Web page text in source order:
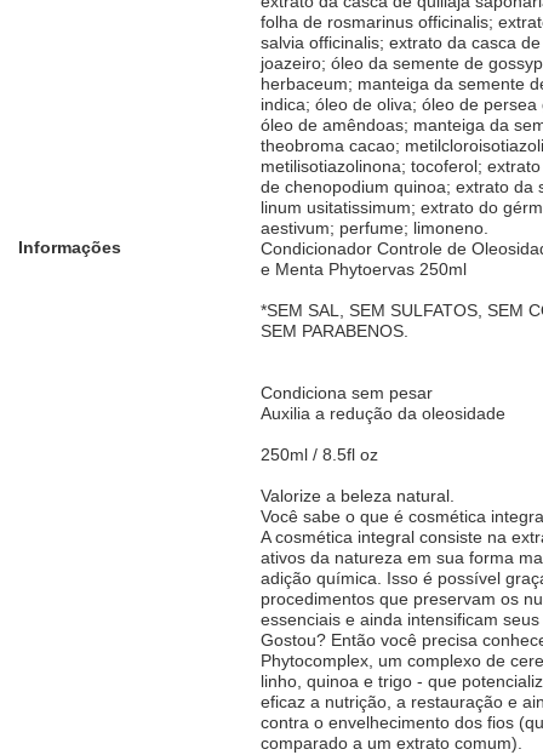
folha de rosmarinus officinalis;
salvia officinalis; extrato da casca
joazeiro; óleo da semente de
herbaceum; manteiga da semente
indica; óleo de oliva; óleo de persea
óleo de amêndoas; manteiga da
theobroma cacao;
metilisotiazolinona; tocoferol;
de chenopodium quinoa; extrato da
linum usitatissimum; extrato do
aestivum; perfume; limoneno.
Informações
Condicionador Controle de
e Menta Phytoervas 250ml
*SEM SAL, SEM SULFATOS, SEM
SEM PARABENOS.
Condiciona sem pesar
Auxilia a redução da oleosidade
250ml / 8.5fl oz
Valorize a beleza natural.
Você sabe o que é cosmética
A cosmética integral consiste na
ativos da natureza em sua forma
adição química. Isso é possível
procedimentos que preservam os
essenciais e ainda intensificam
Gostou? Então você precisa
Phytocomplex, um complexo de
linho, quinoa e trigo - que
eficaz a nutrição, a restauração e
contra o envelhecimento dos fios
comparado a um extrato comum).